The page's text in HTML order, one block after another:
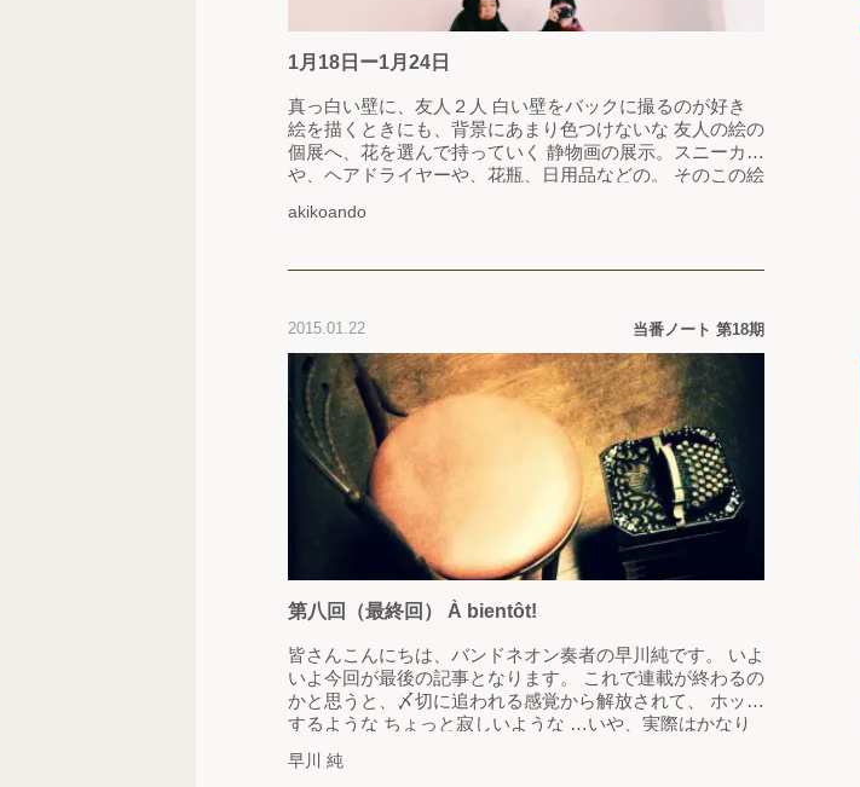
1月18日ー1月24日
真っ白い壁に、友人２人 白い壁をバックに撮るのが好き
絵を描くときにも、背景にあまり色つけないな 友人の絵の
個展へ、花を選んで持っていく 静物画の展示。スニーカー
や、ヘアドライヤーや、花瓶、日用品などの。 そのこの絵
以下でもないものがそこには描かれていて、 わたしはいつ
われてる気がする。 も…
akikoando
2015.01.22 当番ノート 第18期
第八回（最終回） À bientôt!
皆さんこんにちは、バンドネオン奏者の早川純です。 いよ
いよ今回が最後の記事となります。 これで連載が終わるの
かと思うと、〆切に追われる感覚から解放されて、 ホッと
するような ちょっと寂しいような …いや、実際はかなり
連載を通して これまでタンゴもバンドネオンも殆ど知らな
早川 純